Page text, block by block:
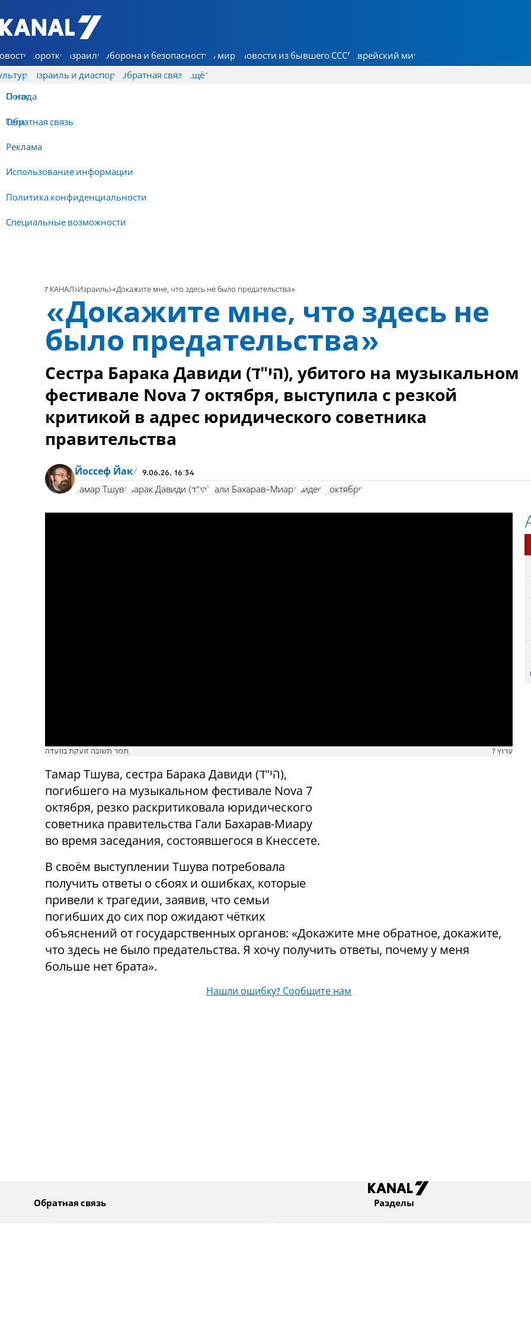
7 КАНАЛ - Аруц Шева
Коротко Израиль Оборона и безопасность В мире Новости из бывшего СССР Еврейский мир
Израиль и диаспора Обратная связь
О нас
Обратная связь
Реклама
Использование информации
Политика конфиденциальности
Специальные возможности
Ещё
Погода
Теги
7 КАНАЛ Израиль «Докажите мне, что здесь не было предательства»
«Докажите мне, что здесь не
было предательства»
Сестра Барака Давиди (הי"ד), убитого на музыкальном
фестивале Nova 7 октября, выступила с резкой
критикой в адрес юридического советника
правительства
Йоссеф Йак 9.06.26, 16:34
Тамар Тшува Барак Давиди (הי"ד) Гали Бахарав-Миара видео 7 октября
תמר תשובה זועקת בוועדה ערוץ 7
Тамар Тшува, сестра Барака Давиди (הי"ד),
погибшего на музыкальном фестивале Nova 7
октября, резко раскритиковала юридического
советника правительства Гали Бахарав-Миару
во время заседания, состоявшегося в Кнессете.
В своём выступлении Тшува потребовала
получить ответы о сбоях и ошибках, которые
привели к трагедии, заявив, что семьи
погибших до сих пор ожидают чётких
объяснений от государственных органов: «Докажите мне обратное, докажите,
что здесь не было предательства. Я хочу получить ответы, почему у меня
больше нет брата».
Нашли ошибку? Сообщите нам
Обратная связь Разделы